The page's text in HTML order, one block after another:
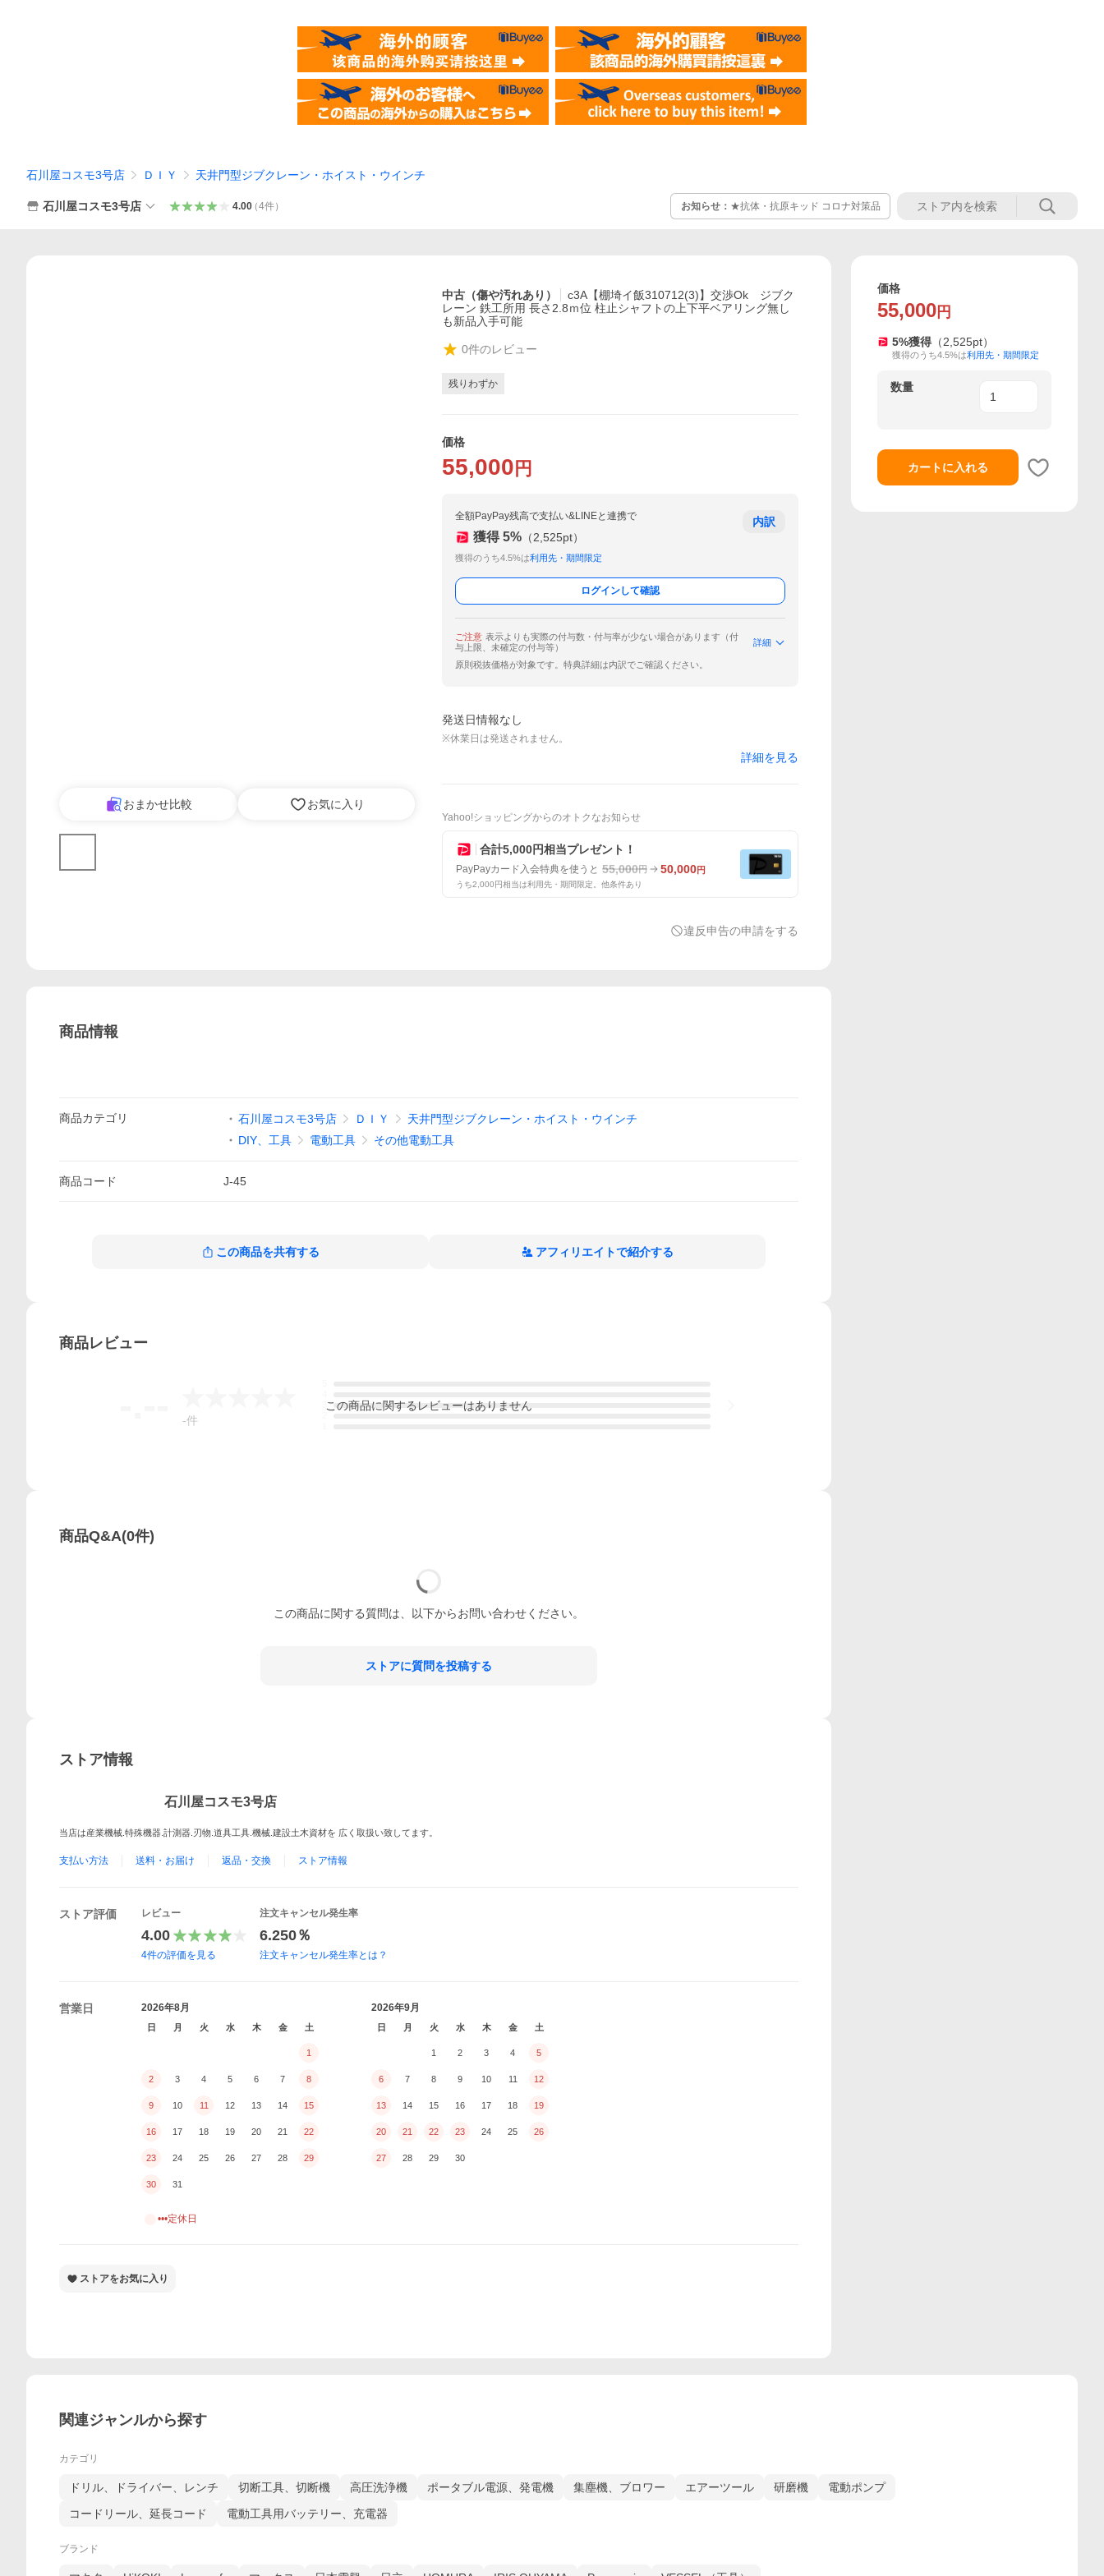
石川屋コスモ3号店 ＤＩＹ 天井門型ジブクレーン・ホイスト・ウインチ
石川屋コスモ3号店 4.00（4件） お知らせ： ★抗体・抗原キッド コロナ対策品
おまかせ比較 お気に入り
中古（傷や汚れあり）
c3A【棚埼イ飯310712(3)】交渉Ok ジブク
レーン 鉄工所用 長さ2.8ｍ位 柱止シャフトの上下平ベアリング無し
も新品入手可能
0件のレビュー
残りわずか
価格
55,000 円
全額PayPay残高で支払い&LINEと連携で
獲得 5% （2,525pt）
獲得のうち4.5%は利用先・期間限定
内訳
ログインして確認
ご注意 表示よりも実際の付与数・付与率が少ない場合があります（付
与上限、未確定の付与等）
詳細
原則税抜価格が対象です。特典詳細は内訳でご確認ください。
発送日情報なし
※休業日は発送されません。
詳細を見る
Yahoo!ショッピングからのオトクなお知らせ
合計5,000円相当プレゼント！
PayPayカード入会特典を使うと 55,000円 50,000円
うち2,000円相当は利用先・期間限定。他条件あり
違反申告の申請をする
商品情報
商品カテゴリ 石川屋コスモ3号店 ＤＩＹ
天井門型ジブクレーン・ホイスト・ウインチ
DIY、工具
電動工具 その他電動工具
商品コード J-45
この商品を共有する アフィリエイトで紹介する
商品レビュー
-件
この商品に関するレビューはありません
商品Q&A(0件)
この商品に関する質問は、以下からお問い合わせください。
ストアに質問を投稿する
ストア情報
石川屋コスモ3号店
当店は産業機械.特殊機器.計測器.刃物.道具工具.機械.建設土木資材を 広く取扱い致してます。
支払い方法 送料・お届け 返品・交換 ストア情報
ストア評価 レビュー
4.00
4件の評価を見る
注文キャンセル発生率
6.250％
注文キャンセル発生率とは？
営業日 2026年8月
日 月 火 水 木 金 土
1
2 3 4 5 6 7 8
9 10 11 12 13 14 15
16 17 18 19 20 21 22
23 24 25 26 27 28 29
30 31
2026年9月
日 月 火 水 木 金 土
1 2 3 4 5
6 7 8 9 10 11 12
13 14 15 16 17 18 19
20 21 22 23 24 25 26
27 28 29 30
•••定休日
ストアをお気に入り
価格
55,000 円
5%獲得 （2,525pt）
獲得のうち4.5%は利用先・期間限定
数量
カートに入れる
関連ジャンルから探す
カテゴリ
ドリル、ドライバー、レンチ 切断工具、切断機 高圧洗浄機 ポータブル電源、発電機 集塵機、ブロワー エアーツール 研磨機
電動ポンプ
コードリール、延長コード
電動工具用バッテリー、充電器
ブランド